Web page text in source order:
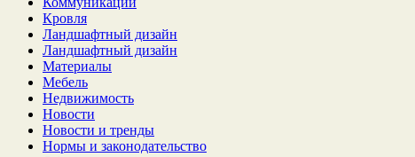
Кровля
Ландшафтный дизайн
Ландшафтный дизайн
Материалы
Мебель
Недвижимость
Новости
Новости и тренды
Нормы и законодательство